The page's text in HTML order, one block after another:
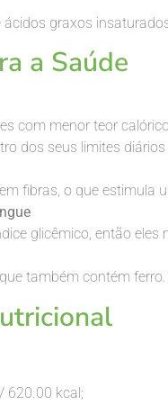
graxos
a Saúde
com menor teor
dos seus limites diários
fibras, o que estimula
glicêmico, então
também contém
620.00 kcal;